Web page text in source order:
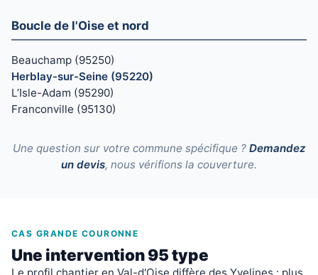
Boucle de l'Oise et nord
Beauchamp (95250)
Herblay-sur-Seine (95220)
L’Isle-Adam (95290)
Franconville (95130)
Une question sur votre commune spécifique ? Demandez
un devis, nous vérifions la couverture.
CAS GRANDE COURONNE
Une intervention 95 type